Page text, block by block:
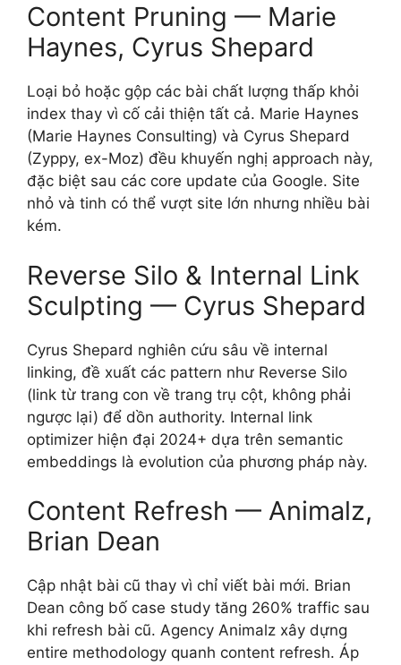
Content Pruning — Marie
Haynes, Cyrus Shepard
Loại bỏ hoặc gộp các bài chất lượng thấp khỏi
index thay vì cố cải thiện tất cả. Marie Haynes
(Marie Haynes Consulting) và Cyrus Shepard
(Zyppy, ex-Moz) đều khuyến nghị approach này,
đặc biệt sau các core update của Google. Site
nhỏ và tinh có thể vượt site lớn nhưng nhiều bài
kém.
Reverse Silo & Internal Link
Sculpting — Cyrus Shepard
Cyrus Shepard nghiên cứu sâu về internal
linking, đề xuất các pattern như Reverse Silo
(link từ trang con về trang trụ cột, không phải
ngược lại) để dồn authority. Internal link
optimizer hiện đại 2024+ dựa trên semantic
embeddings là evolution của phương pháp này.
Content Refresh — Animalz,
Brian Dean
Cập nhật bài cũ thay vì chỉ viết bài mới. Brian
Dean công bố case study tăng 260% traffic sau
khi refresh bài cũ. Agency Animalz xây dựng
entire methodology quanh content refresh. Áp